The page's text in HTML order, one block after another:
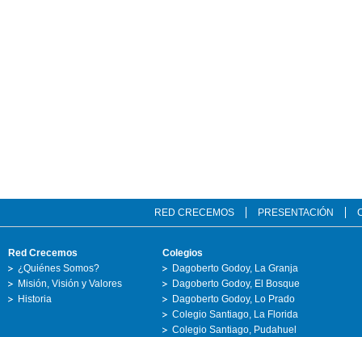
RED CRECEMOS PRESENTACIÓN
Red Crecemos
¿Quiénes Somos?
Misión, Visión y Valores
Historia
Colegios
Dagoberto Godoy, La Granja
Dagoberto Godoy, El Bosque
Dagoberto Godoy, Lo Prado
Colegio Santiago, La Florida
Colegio Santiago, Pudahuel